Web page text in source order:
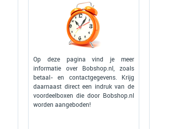
Op deze pagina vind je meer
informatie over Bobshop.nl, zoals
betaal- en contactgegevens. Krijg
daarnaast direct een indruk van de
voordeelboxen die door Bobshop.nl
worden aangeboden!